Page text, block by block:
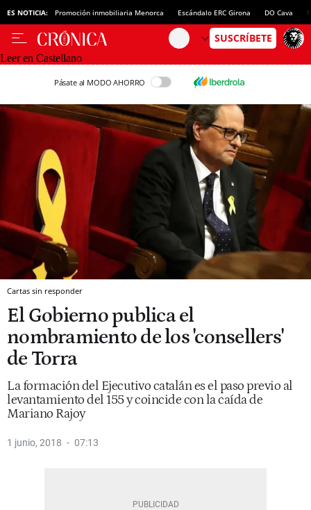
ES NOTICIA: Promoción inmobiliaria Menorca Escándalo ERC Girona DO Cava
Leer en Castellano
Pásate al MODO AHORRO
Cartas sin responder
El Gobierno publica el
nombramiento de los 'consellers'
de Torra
La formación del Ejecutivo catalán es el paso previo al
levantamiento del 155 y coincide con la caída de
Mariano Rajoy
1 junio, 2018 07:13